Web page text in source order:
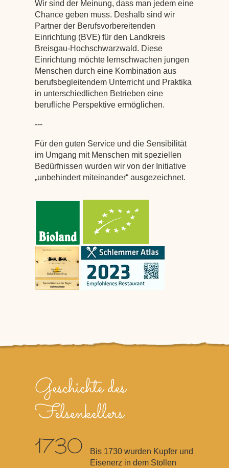
Wir sind der Meinung, dass man jedem eine
Chance geben muss. Deshalb sind wir
Partner der Berufsvorbereitenden
Einrichtung (BVE) für den Landkreis
Breisgau-Hochschwarzwald. Diese
Einrichtung möchte lernschwachen jungen
Menschen durch eine Kombination aus
berufsbegleitendem Unterricht und Praktika
in unterschiedlichen Betrieben eine
berufliche Perspektive ermöglichen.
---
Für den guten Service und die Sensibilität
im Umgang mit Menschen mit speziellen
Bedürfnissen wurden wir von der Initiative
„unbehindert miteinander“ ausgezeichnet.
Geschichte des
Felsenkellers
1730
Bis 1730 wurden Kupfer und
Eisenerz in dem Stollen